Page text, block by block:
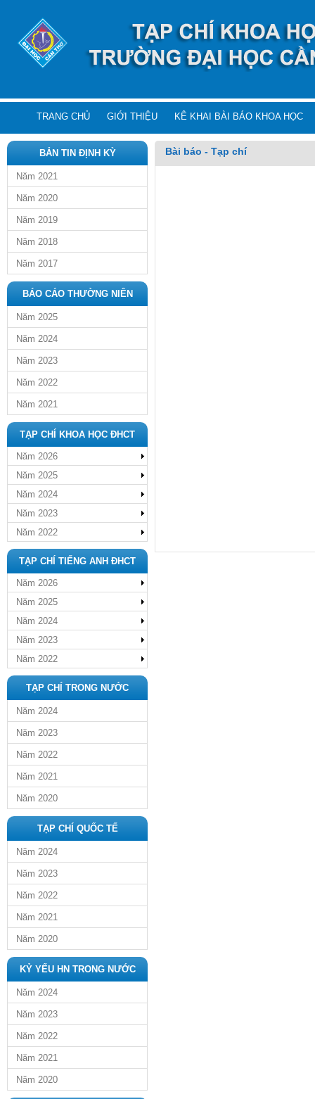
TRANG CHỦ GIỚI THIỆU KÊ KHAI BÀI BÁO KHOA HỌC
BẢN TIN ĐỊNH KỲ
Năm 2021
Năm 2020
Năm 2019
Năm 2018
Năm 2017
BÁO CÁO THƯỜNG NIÊN
Năm 2025
Năm 2024
Năm 2023
Năm 2022
Năm 2021
TẠP CHÍ KHOA HỌC ĐHCT
Năm 2026
Năm 2025
Năm 2024
Năm 2023
Năm 2022
TẠP CHÍ TIẾNG ANH ĐHCT
Năm 2026
Năm 2025
Năm 2024
Năm 2023
Năm 2022
TẠP CHÍ TRONG NƯỚC
Năm 2024
Năm 2023
Năm 2022
Năm 2021
Năm 2020
TẠP CHÍ QUỐC TẾ
Năm 2024
Năm 2023
Năm 2022
Năm 2021
Năm 2020
KỶ YẾU HN TRONG NƯỚC
Năm 2024
Năm 2023
Năm 2022
Năm 2021
Năm 2020
Bài báo - Tạp chí